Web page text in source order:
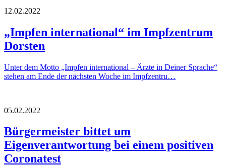
12.02.2022
„Impfen international“ im Impfzentrum
Dorsten
Unter dem Motto „Impfen international – Ärzte in Deiner Sprache“
stehen am Ende der nächsten Woche im Impfzentru…
05.02.2022
Bürgermeister bittet um
Eigenverantwortung bei einem positiven
Coronatest